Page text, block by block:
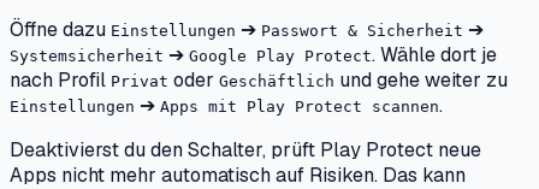
Öffne dazu Einstellungen ➔ Passwort & Sicherheit ➔
Systemsicherheit ➔ Google Play Protect. Wähle dort je
nach Profil Privat oder Geschäftlich und gehe weiter zu
Einstellungen ➔ Apps mit Play Protect scannen.
Deaktivierst du den Schalter, prüft Play Protect neue
Apps nicht mehr automatisch auf Risiken. Das kann